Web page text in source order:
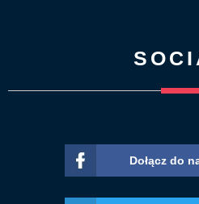
Dołącz do